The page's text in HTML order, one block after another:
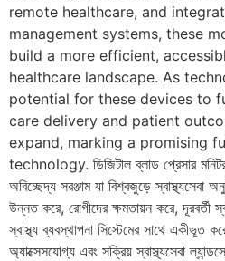
remote healthcare, and
management systems, these
build a more efficient,
healthcare landscape. As
potential for these devices to
care delivery and patient
expand, marking a promising
technology. ডিজিটাল ব্লাড প্রেসার
অবিচ্ছেদ্য সরঞ্জাম যা বিশ্বজুড়ে স্বাস্থ্যসেবা
উন্নত করে, রোগীদের ক্ষমতায়ন করে, দূরবর্তী
স্বাস্থ্য ব্যবস্থাপনা সিস্টেমের সাথে একীভূত
অ্যাক্সেসযোগ্য এবং সক্রিয় স্বাস্থ্যসেবা